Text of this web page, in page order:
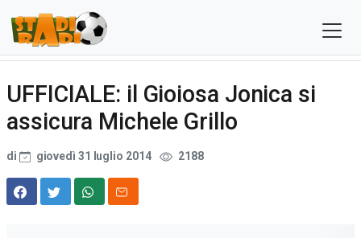
UFFICIALE: il Gioiosa Jonica si
assicura Michele Grillo
di giovedì 31 luglio 2014 2188